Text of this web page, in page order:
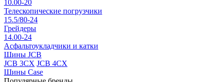
10.00-20
Телескопические погрузчики
15.5/80-24
Грейдеры
14.00-24
Асфальтоукладчики и катки
Шины JCB
JCB 3CX JCB 4CX
Шины Case